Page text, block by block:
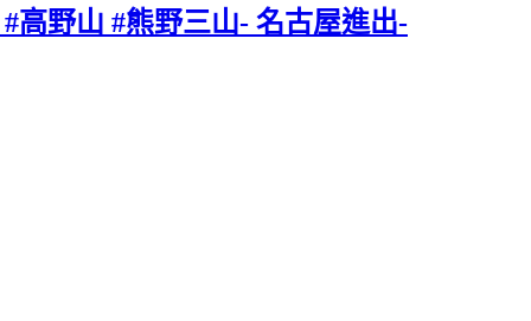
高野山 #熊野三山- 名古屋進出-